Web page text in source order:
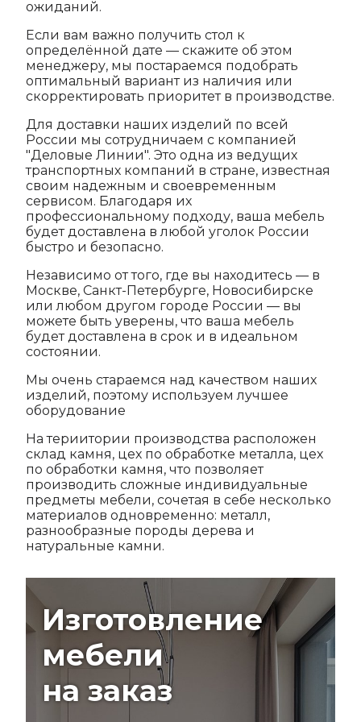
ожиданий.
Если вам важно получить стол к
определённой дате — скажите об этом
менеджеру, мы постараемся подобрать
оптимальный вариант из наличия или
скорректировать приоритет в производстве.
Для доставки наших изделий по всей
России мы сотрудничаем с компанией
"Деловые Линии". Это одна из ведущих
транспортных компаний в стране, известная
своим надежным и своевременным
сервисом. Благодаря их
профессиональному подходу, ваша мебель
будет доставлена в любой уголок России
быстро и безопасно.
Независимо от того, где вы находитесь — в
Москве, Санкт-Петербурге, Новосибирске
или любом другом городе России — вы
можете быть уверены, что ваша мебель
будет доставлена в срок и в идеальном
состоянии.
Мы очень стараемся над качеством наших
изделий, поэтому используем лучшее
оборудование
На териитории производства расположен
склад камня, цех по обработке металла, цех
по обработки камня, что позволяет
производить сложные индивидуальные
предметы мебели, сочетая в себе несколько
материалов одновременно: металл,
разнообразные породы дерева и
натуральные камни.
Изготовление
мебели
на заказ